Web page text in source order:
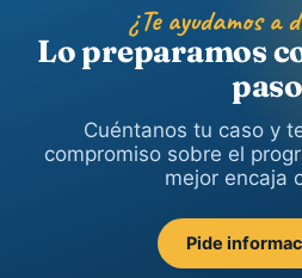
¿Te ayudamos a
Lo preparamos
paso
Cuéntanos tu caso y
compromiso sobre el
mejor encaja
Pide